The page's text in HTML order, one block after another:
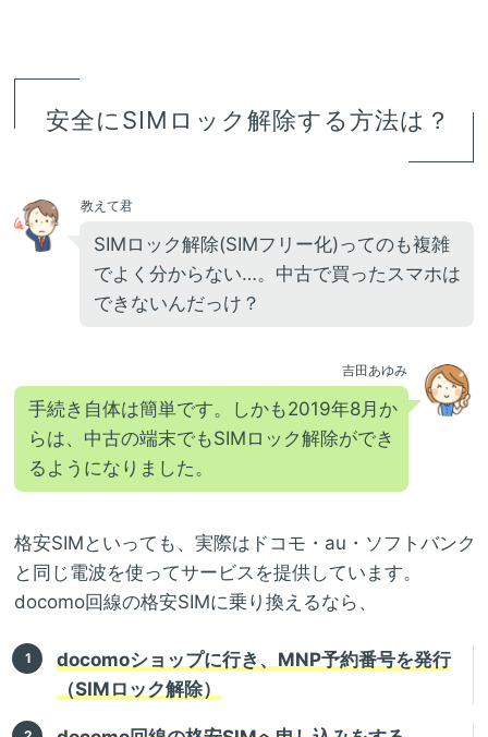
安全にSIMロック解除する方法は？
教えて君
SIMロック解除(SIMフリー化)ってのも複雑
でよく分からない…。中古で買ったスマホは
できないんだっけ？
吉田あゆみ
手続き自体は簡単です。しかも2019年8月か
らは、中古の端末でもSIMロック解除ができ
るようになりました。
格安SIMといっても、実際はドコモ・au・ソフトバンク
と同じ電波を使ってサービスを提供しています。
docomo回線の格安SIMに乗り換えるなら、
docomoショップに行き、MNP予約番号を発行
（SIMロック解除）